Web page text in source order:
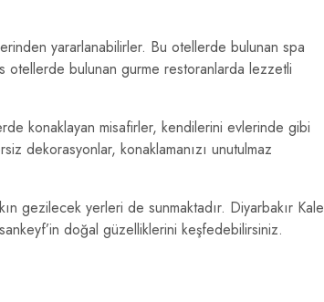
yararlanabilirler. Bu otellerde bulunan spa
otellerde bulunan gurme restoranlarda lezzetli
konaklayan misafirler, kendilerini evlerinde gibi
dekorasyonlar, konaklamanızı unutulmaz
gezilecek yerleri de sunmaktadır. Diyarbakır
doğal güzelliklerini keşfedebilirsiniz.